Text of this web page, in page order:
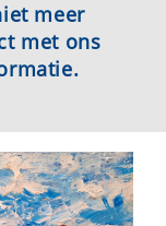
meer
met ons